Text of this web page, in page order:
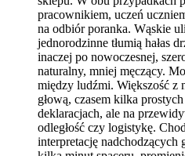
pracownikiem, uczeń
na odbiór poranka. Wąskie
jednorodzinne tłumią hałas
inaczej po nowoczesnej,
naturalny, mniej męczący.
między ludźmi. Większość z
głową, czasem kilka
deklaracjach, ale na
odległość czy logistykę.
interpretację nadchodzących